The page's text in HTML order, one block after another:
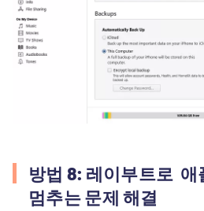
방법 8: 레이부트로
멈추는 문제 해결